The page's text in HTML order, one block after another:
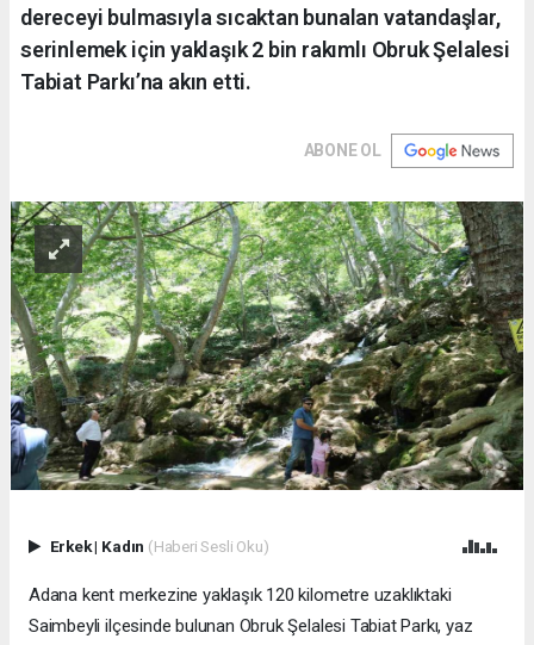
dereceyi bulmasıyla sıcaktan bunalan vatandaşlar,
serinlemek için yaklaşık 2 bin rakımlı Obruk Şelalesi
Tabiat Parkı’na akın etti.
ABONE OL
Erkek| Kadın (Haberi Sesli Oku)
Adana kent merkezine yaklaşık 120 kilometre uzaklıktaki
Saimbeyli ilçesinde bulunan Obruk Şelalesi Tabiat Parkı, yaz